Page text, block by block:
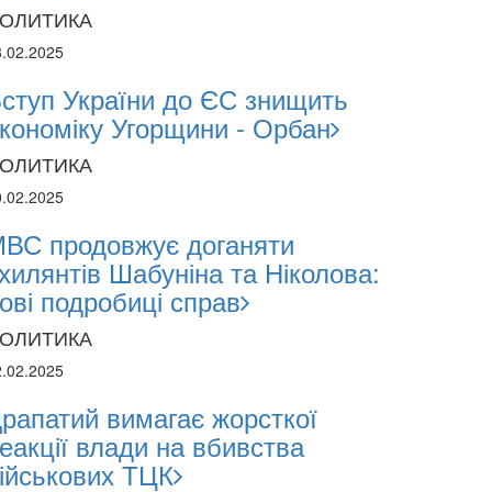
лякає громадян погіршенням
мобілізації поліціянтів на війну
України до ЄС знищить
Угорщини - Орбан
продовжує доганяти
Шабуніна та Ніколова:
подробиці справ
вимагає жорсткої
влади на вбивства
ТЦК